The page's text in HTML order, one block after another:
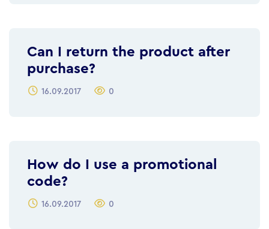
Can I return the product after
purchase?
16.09.2017 0
How do I use a promotional
code?
16.09.2017 0